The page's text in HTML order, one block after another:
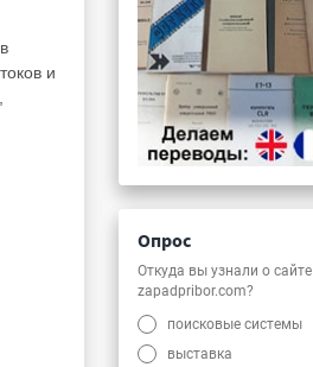
и
Опрос
Откуда вы узнали о сайте
zapadpribor.com?
поисковые системы
выставка